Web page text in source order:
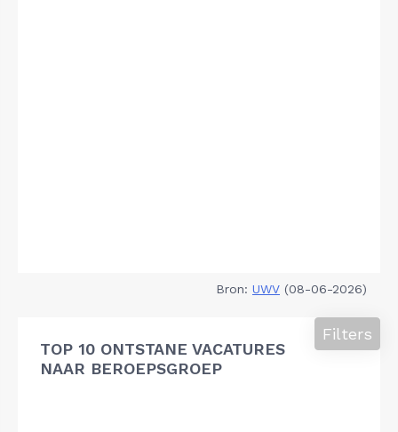
Bron: UWV (08-06-2026)
TOP 10 ONTSTANE VACATURES
NAAR BEROEPSGROEP
Filters